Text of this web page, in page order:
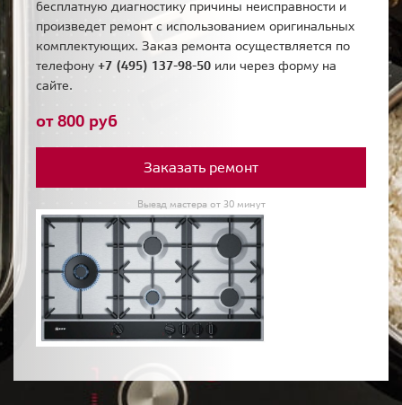
бесплатную диагностику причины неисправности и
произведет ремонт с использованием оригинальных
комплектующих. Заказ ремонта осуществляется по
телефону +7 (495) 137-98-50 или через форму на
сайте.
от 800 руб
Заказать ремонт
Выезд мастера от 30 минут